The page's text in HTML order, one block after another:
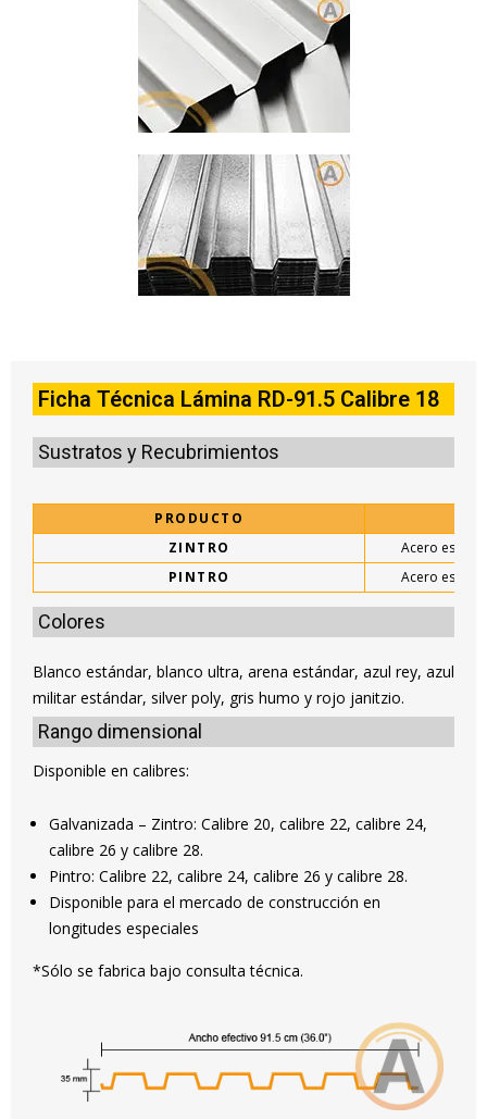
Ficha Técnica Lámina RD-91.5 Calibre 18
Sustratos y Recubrimientos
PRODUCTO
ZINTRO
Acero
PINTRO
Acero
Colores
Blanco estándar, blanco ultra, arena estándar, azul rey, azul
militar estándar, silver poly, gris humo y rojo janitzio.
Rango dimensional
Disponible en calibres:
Galvanizada – Zintro: Calibre 20, calibre 22, calibre 24,
calibre 26 y calibre 28.
Pintro: Calibre 22, calibre 24, calibre 26 y calibre 28.
Disponible para el mercado de construcción en
longitudes especiales
*Sólo se fabrica bajo consulta técnica.